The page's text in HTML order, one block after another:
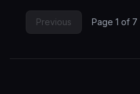
Previous Page 1 of 7